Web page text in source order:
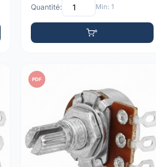
Quantité: Min: 1
PDF